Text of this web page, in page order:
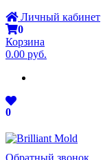
Личный кабинет
0
Корзина
0.00 руб.
0
Обратный звонок